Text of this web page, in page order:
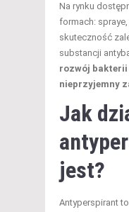
Na rynku
formach:
skuteczność
substancji
rozwój
nieprzyjemny
Jak
jest?
Antyperspirant